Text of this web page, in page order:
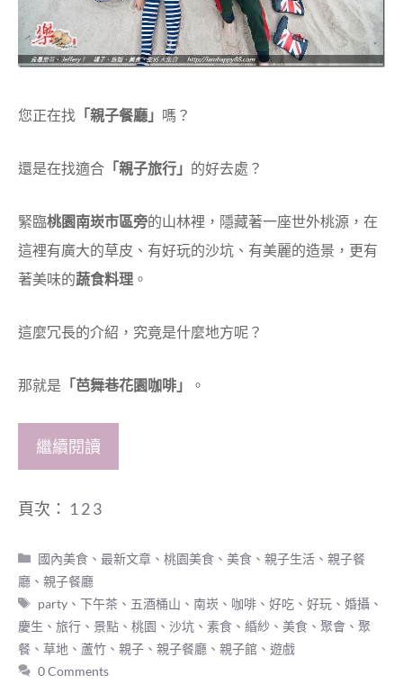
您正在找 「親子餐廳」 嗎？
還是在找適合 「親子旅行」 的好去處？
緊臨桃園南崁市區旁的山林裡，隱藏著一座世外桃源，在
這裡有廣大的草皮、有好玩的沙坑、有美麗的造景，更有
著美味的蔬食料理 。
這麼冗長的介紹，究竟是什麼地方呢？
那就是 「芭舞巷花園咖啡」 。
繼續閱讀
頁次： 1 23
分
類
國內美食 、最新文章 、桃園美食 、美食 、親子生活 、親子餐
廳 、 親子餐廳
標
籤
party 、下午茶 、 五酒桶山 、南崁 、 咖啡 、好吃 、好玩 、婚攝 、
慶生 、 旅行 、 景點 、 桃園 、 沙坑 、 素食 、 緍紗 、 美食 、 聚會 、 聚
餐 、 草地 、 蘆竹 、 親子 、 親子餐廳 、 親子館 、 遊戲
0 Comments